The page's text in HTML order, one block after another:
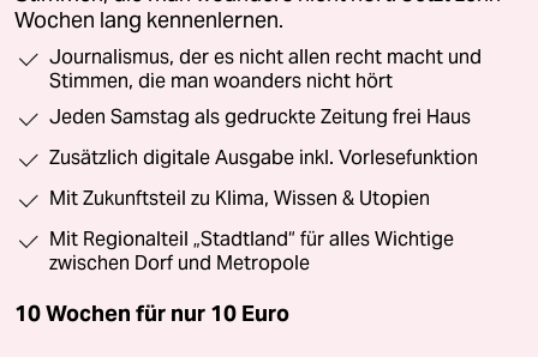
Wochen lang kennenlernen.
Journalismus, der es nicht allen recht macht und
Stimmen, die man woanders nicht hört
Jeden Samstag als gedruckte Zeitung frei Haus
Zusätzlich digitale Ausgabe inkl. Vorlesefunktion
Mit Zukunftsteil zu Klima, Wissen & Utopien
Mit Regionalteil „Stadtland“ für alles Wichtige
zwischen Dorf und Metropole
10 Wochen für nur 10 Euro